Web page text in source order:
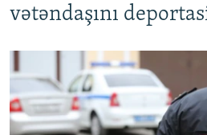
vətəndaşını